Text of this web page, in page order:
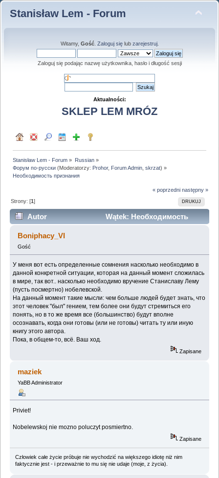
Stanisław Lem - Forum
Witamy, Gość. Zaloguj sięlub zarejestruj.
Zaloguj się podając nazwę użytkownika, hasło i długość sesji
Aktualności:
SKLEP LEM MRÓZ
Stanisław Lem - Forum » Russian»
Форум по-русски (Moderatorzy: Prohor, Forum Admin ,skrzat) »
Необходимость признания
« poprzedni następny »
DRUKUJ
Strony: [1]
Autor
Wątek: Необходимость
признания (Przeczytany 156714 razy)
Boniphacy_VI
Gość
У меня вот есть определенные сомнения насколько необходимо в
данной конкретной ситуации, которая на данный момент сложилась
в мире, так вот.. насколько необходимо вручение Станиславу Лему
(пусть посмертно) нобелевской.
На данный момент такие мысли: чем больше людей будет знать, что
этот человек "был" гением, тем более они будут стремиться его
понять, но в то же время все (большинство) будут вполне
осознавать, когда они готовы (или не готовы) читать ту или иную
книгу этого автора.
Пока, в общем-то, всё. Ваш ход.
Zapisane
maziek
YaBB Administrator
Priviet!
Nobelewskoj nie mozno poluczyt posmiertno.
Zapisane
Człowiek całe życie próbuje nie wychodzić na większego idiotę niż nim
faktycznie jest - i przeważnie to mu się nie udaje (moje, z życia).